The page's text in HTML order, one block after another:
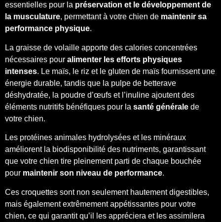
essentielles pour la préservation et le développement de
la musculature, permettant à votre chien de maintenir sa
performance physique.
La graisse de volaille apporte des calories concentrées
nécessaires pour alimenter les efforts physiques
intenses. Le maïs, le riz et le gluten de maïs fournissent une
énergie durable, tandis que la pulpe de betterave
déshydratée, la poudre d’œufs et l’inuline ajoutent des
éléments nutritifs bénéfiques pour la santé générale de
votre chien.
Les protéines animales hydrolysées et les minéraux
améliorent la biodisponibilité des nutriments, garantissant
que votre chien tire pleinement parti de chaque bouchée
pour maintenir son niveau de performance.
Ces croquettes sont non seulement hautement digestibles,
mais également extrêmement appétissantes pour votre
chien, ce qui garantit qu’il les appréciera et les assimilera